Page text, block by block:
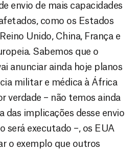
envio de mais capacidades
como os Estados
Unido, China, França e
Sabemos que o
anunciar ainda hoje planos
militar e médica à África
verdade – não temos ainda
das implicações desse envio
será executado –, os EUA
o exemplo que outros